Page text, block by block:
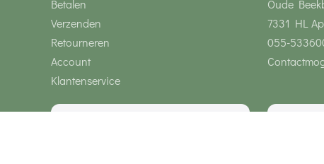
Betalen
Verzenden
Retourneren
Account
Klantenservice
Oude
7331 HL
055-